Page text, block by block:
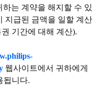
는 계약을 해지할 수 있
지급된 금액을 일할 계산
기간에 대해 계산).
웹사이트에서 귀하에게
됩니다.